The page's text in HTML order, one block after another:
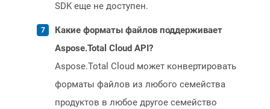
SDK еще не доступен.
Какие форматы файлов поддерживает
Aspose.Total Cloud API?
Aspose.Total Cloud может конвертировать
форматы файлов из любого семейства
продуктов в любое другое семейство